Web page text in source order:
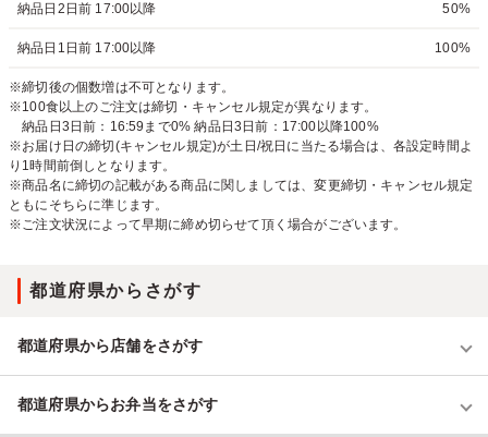
納品日2日前 17:00以降 50%
納品日1日前 17:00以降 100%
※締切後の個数増は不可となります。
※100食以上のご注文は締切・キャンセル規定が異なります。
納品日3日前：16:59まで0% 納品日3日前：17:00以降100%
※お届け日の締切(キャンセル規定)が土日/祝日に当たる場合は、各設定時間よ
り1時間前倒しとなります。
※商品名に締切の記載がある商品に関しましては、変更締切・キャンセル規定
ともにそちらに準じます。
※ご注文状況によって早期に締め切らせて頂く場合がございます。
都道府県からさがす
都道府県から店舗をさがす
都道府県からお弁当をさがす